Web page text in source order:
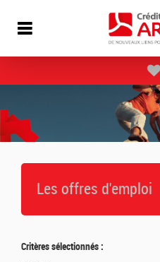
Les offres d'emploi
Critères sélectionnés :